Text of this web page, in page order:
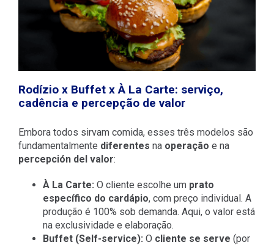
Rodízio x Buffet x À La Carte: serviço,
cadência e percepção de valor
Embora todos sirvam comida, esses três modelos são
fundamentalmente diferentes na operação e na
percepción del valor:
À La Carte: O cliente escolhe um prato
específico do cardápio, com preço individual. A
produção é 100% sob demanda. Aqui, o valor está
na exclusividade e elaboração.
Buffet (Self-service): O cliente se serve (por